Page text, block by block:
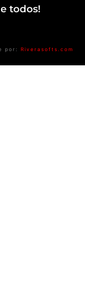
todos!
por: Riverasofts.com